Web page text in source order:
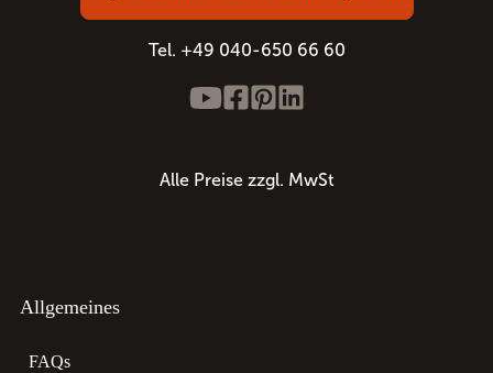
Tel. +49 040-650 66 60
Alle Preise zzgl. MwSt
Allgemeines
FAQs